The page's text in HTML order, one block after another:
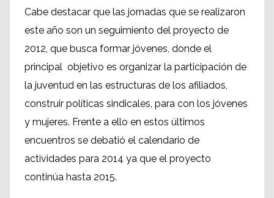
Cabe destacar que las jornadas que se realizaron
este año son un seguimiento del proyecto de
2012, que busca formar jóvenes, donde el
principal objetivo es organizar la participación de
la juventud en las estructuras de los afiliados,
construir políticas sindicales, para con los jóvenes
y mujeres. Frente a ello en estos últimos
encuentros se debatió el calendario de
actividades para 2014 ya que el proyecto
continúa hasta 2015.